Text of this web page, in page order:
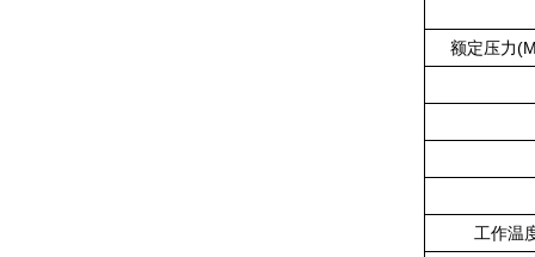
额定压力
工作温